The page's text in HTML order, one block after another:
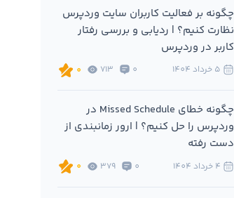
چگونه بر فعالیت کاربران سایت وردپرس
نظارت کنیم؟ | ردیابی و بررسی رفتار
کاربر در وردپرس
0
713
0
چگونه خطای Missed Schedule در
وردپرس را حل کنیم؟ | ارور زمانبندی از
دست رفته
0
379
0